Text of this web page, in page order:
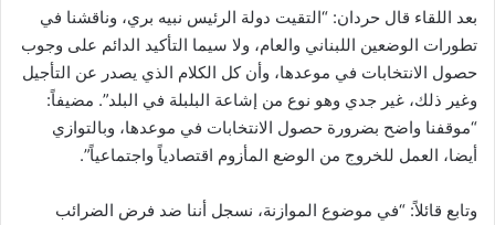
بعد اللقاء قال حردان: “التقيت دولة الرئيس نبيه بري، وناقشنا في
تطورات الوضعين اللبناني والعام، ولا سيما التأكيد الدائم على وجوب
حصول الانتخابات في موعدها، وأن كل الكلام الذي يصدر عن التأجيل
وغير ذلك، غير جدي وهو نوع من إشاعة البلبلة في البلد”. مضيفاً:
“موقفنا واضح بضرورة حصول الانتخابات في موعدها، وبالتوازي
أيضا، العمل للخروج من الوضع المأزوم اقتصادياً واجتماعياً”.
وتابع قائلاً: “في موضوع الموازنة، نسجل أننا ضد فرض الضرائب